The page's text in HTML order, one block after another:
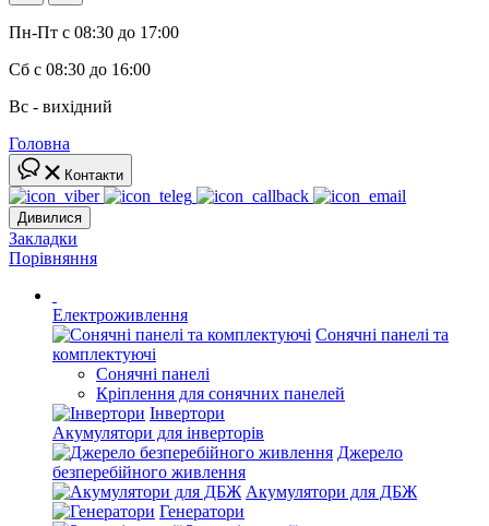
Пн-Пт с 08:30 до 17:00
Сб с 08:30 до 16:00
Вс - вихідний
Головна
Контакти
Дивилися
Закладки
Порівняння
Електроживлення
Сонячні панелі та
комплектуючі
Сонячні панелі
Кріплення для сонячних панелей
Інвертори
Акумулятори для інверторів
Джерело
безперебійного живлення
Акумулятори для ДБЖ
Генератори